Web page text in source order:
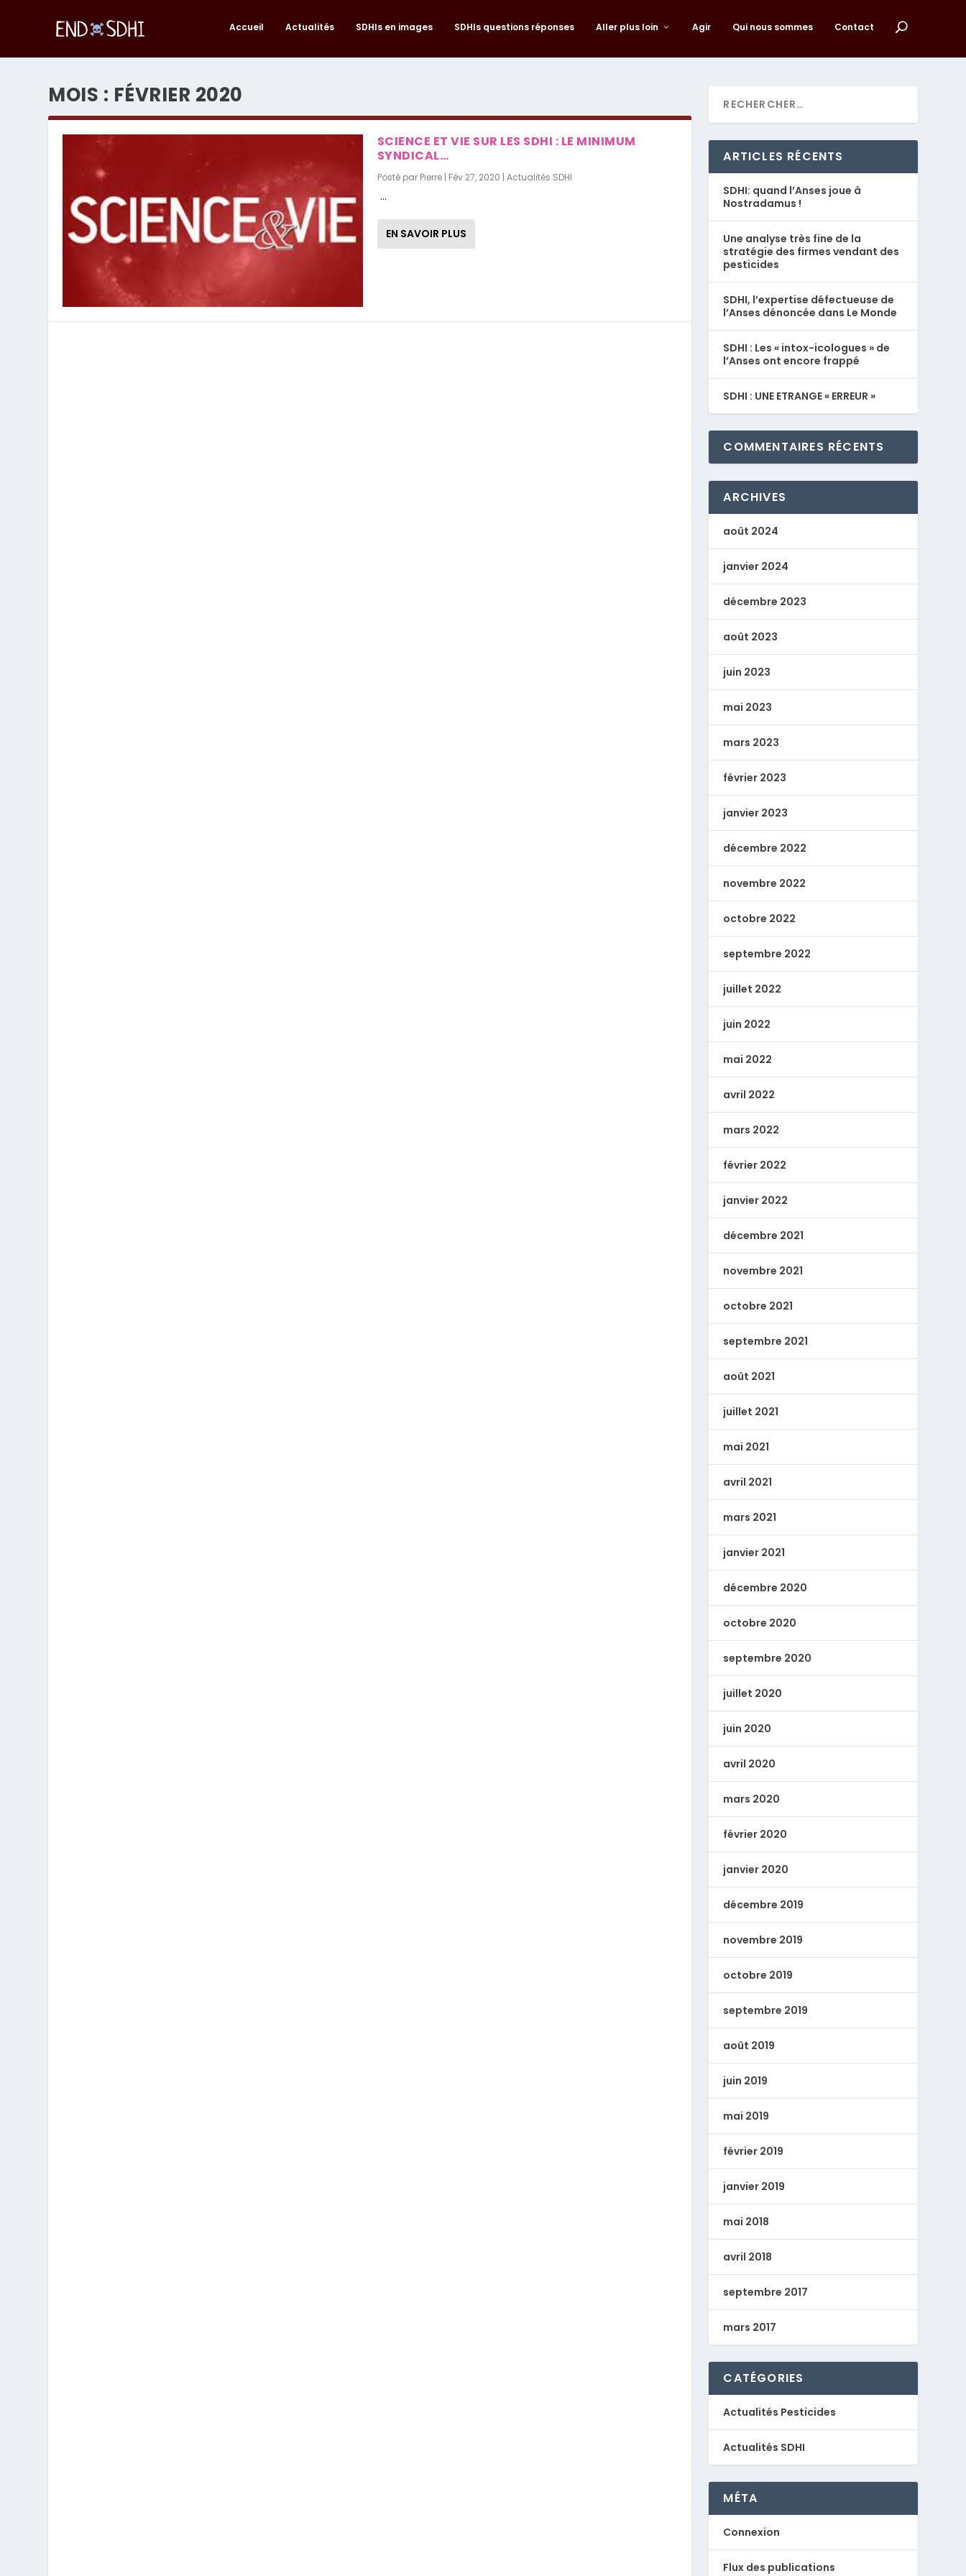
Accueil Actualités SDHIs en images SDHIs questions réponses Aller plus loin Agir Qui nous sommes Contact
MOIS : FÉVRIER 2020
SCIENCE ET VIE SUR LES SDHI : LE MINIMUM
SYNDICAL…
Posté par Pierre| Fév 27, 2020 | Actualités SDHI
...
EN SAVOIR PLUS
ARTICLES RÉCENTS
SDHI: quand l’Anses joue à
Nostradamus !
Une analyse très fine de la
stratégie des firmes vendant des
pesticides
SDHI, l’expertise défectueuse de
l’Anses dénoncée dans Le Monde
SDHI : Les « intox-icologues » de
l’Anses ont encore frappé
SDHI : UNE ETRANGE « ERREUR »
COMMENTAIRES RÉCENTS
ARCHIVES
août 2024
janvier 2024
décembre 2023
août 2023
juin 2023
mai 2023
mars 2023
février 2023
janvier 2023
décembre 2022
novembre 2022
octobre 2022
septembre 2022
juillet 2022
juin 2022
mai 2022
avril 2022
mars 2022
février 2022
janvier 2022
décembre 2021
novembre 2021
octobre 2021
septembre 2021
août 2021
juillet 2021
mai 2021
avril 2021
mars 2021
janvier 2021
décembre 2020
octobre 2020
septembre 2020
juillet 2020
juin 2020
avril 2020
mars 2020
février 2020
janvier 2020
décembre 2019
novembre 2019
octobre 2019
septembre 2019
août 2019
juin 2019
mai 2019
février 2019
janvier 2019
mai 2018
avril 2018
septembre 2017
mars 2017
CATÉGORIES
Actualités Pesticides
Actualités SDHI
MÉTA
Connexion
Flux des publications